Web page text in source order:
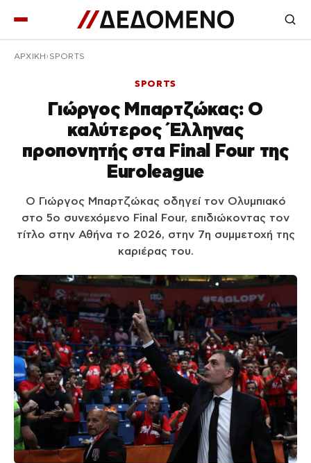
ΑΡΧΙΚΉ SPORTS
SPORTS
Γιώργος Μπαρτζώκας: Ο
καλύτερος Έλληνας
προπονητής στα Final Four της
Euroleague
Ο Γιώργος Μπαρτζώκας οδηγεί τον Ολυμπιακό
στο 5ο συνεχόμενο Final Four, επιδιώκοντας τον
τίτλο στην Αθήνα το 2026, στην 7η συμμετοχή της
καριέρας του.